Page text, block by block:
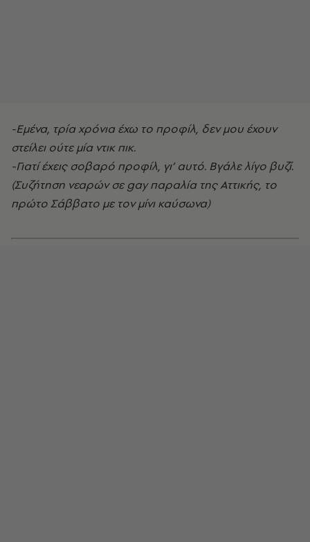
-Εμένα, τρία χρόνια έχω το προφίλ, δεν μου έχουν
στείλει ούτε μία ντικ πικ.
-Γιατί έχεις σοβαρό προφίλ, γι’ αυτό. Βγάλε λίγο βυζί.
(Συζήτηση νεαρών σε gay παραλία της Αττικής, το
πρώτο Σάββατο με τον μίνι καύσωνα)